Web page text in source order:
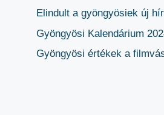
Elindult a gyöngyösiek új
Gyöngyösi Kalendárium
Gyöngyösi értékek a